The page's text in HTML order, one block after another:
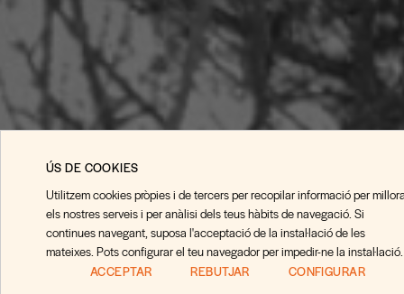
ÚS DE COOKIES
Utilitzem cookies pròpies i de tercers per recopilar informació per
els nostres serveis i per anàlisi dels teus hàbits de navegació. Si
continues navegant, suposa l'acceptació de la instal·lació de les
mateixes. Pots configurar el teu navegador per impedir-ne la instal·lació.
ACCEPTAR REBUTJAR CONFIGURAR